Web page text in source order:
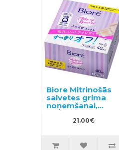
Biore Mitrinošās
salvetes grima
noņemšanai,
maināms bloks
46gab21.00€